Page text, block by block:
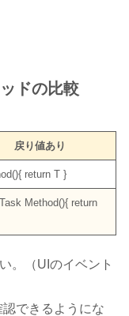
ドの比較
戻り値あり
return T }
Method(){ return
。（UIのイベント
できるようにな